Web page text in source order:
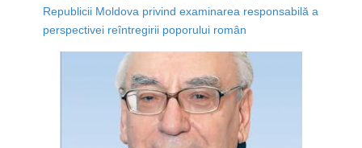
Republicii Moldova privind examinarea responsabilă a
perspectivei reîntregirii poporului român